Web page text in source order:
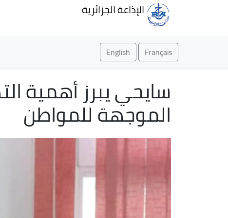
الإذاعة الجزائرية
Français
English
سايحي يبرز أهمية
الموجهة للمواطن